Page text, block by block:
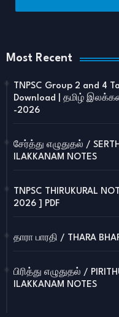
Most Recent
TNPSC Group 2 and 4
Download | தமிழ்
-2026
சேர்த்து எழுதுதல் /
ILAKKANAM NOTES
TNPSC THIRUKURAL
2026 ] PDF
தாரா பாரதி / THARA
பிரித்து எழுதுதல் /
ILAKKANAM NOTES